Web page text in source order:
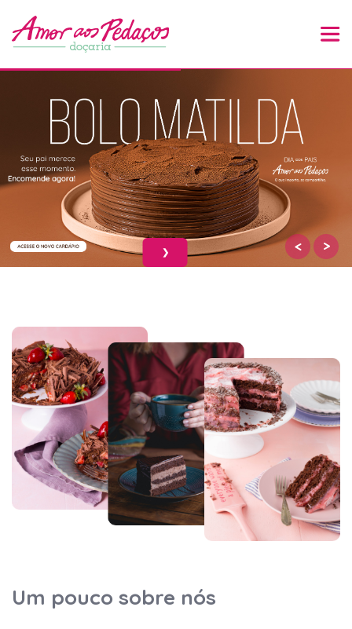
❯ < >
Um pouco sobre nós